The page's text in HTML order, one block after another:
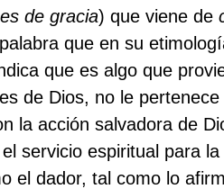
de gracia) que viene de
que en su
que es algo que
es de Dios, no le
la acción salvadora de
servicio espiritual para
el dador, tal como lo